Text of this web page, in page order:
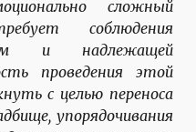
сложный
соблюдения
и надлежащей
проведения этой
с целью переноса
упорядочивания